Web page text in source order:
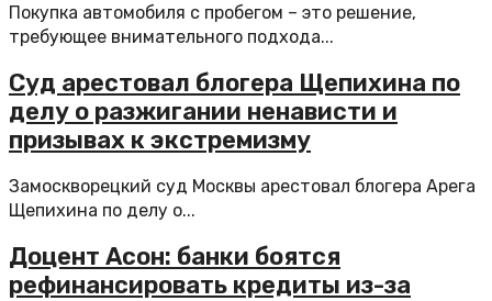
Покупка автомобиля с пробегом – это решение,
требующее внимательного подхода...
Суд арестовал блогера Щепихина по
делу о разжигании ненависти и
призывах к экстремизму
Замоскворецкий суд Москвы арестовал блогера Арега
Щепихина по делу о...
Доцент Асон: банки боятся
рефинансировать кредиты из-за